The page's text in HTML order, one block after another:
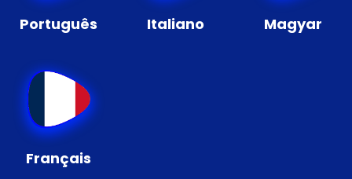
Português Italiano Magyar
Français